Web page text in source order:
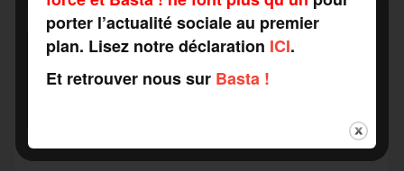
o e g r
a
g
SOUTENEZ
RAPPORTS DE FORCE
porter l’actualité sociale au premier
plan. Lisez notre déclaration ICI.
Et retrouver nous sur Basta !